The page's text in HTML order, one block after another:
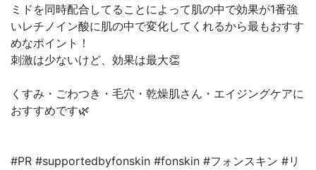
ミドを同時配合してることによって肌の中で効果が1番強
いレチノイン酸に肌の中で変化してくれるから最もおすす
めなポイント！
刺激は少ないけど、効果は最大👏
くすみ・ごわつき・毛穴・乾燥肌さん・エイジングケアに
おすすめです🌿
#PR #supportedbyfonskin #fonskin #フォンスキン #リ